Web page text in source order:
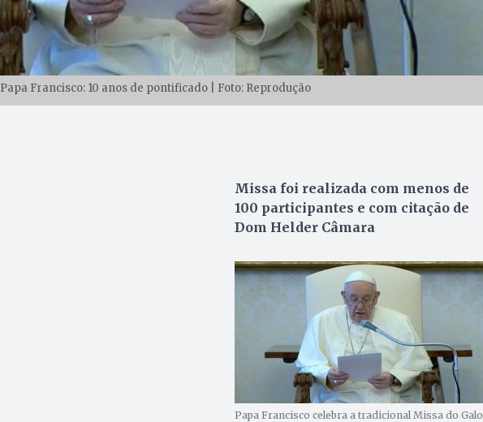
Papa Francisco: 10 anos de pontificado | Foto: Reprodução
Missa foi realizada com menos de
100 participantes e com citação de
Dom Helder Câmara
Papa Francisco celebra a tradicional Missa do Galo